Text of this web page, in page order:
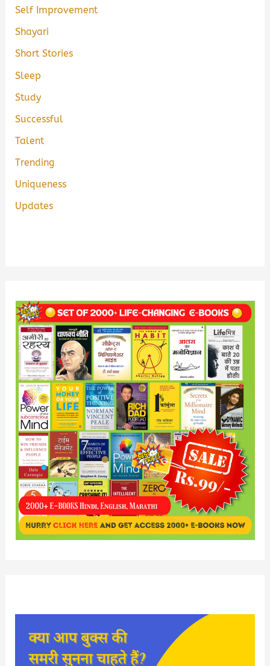
Self Improvement
Shayari
Short Stories
Sleep
Study
Successful
Talent
Trending
Uniqueness
Updates